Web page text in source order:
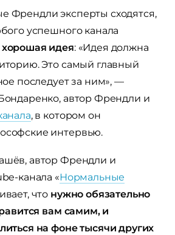
Френдли эксперты сходятся,
успешного канала
идея: «Идея должна
Это самый главный
последует за ним», —
автор Френдли и
, в котором он
интервью.
автор Френдли и
канала «Нормальные
что нужно обязательно
вам самим, и
на фоне тысячи других